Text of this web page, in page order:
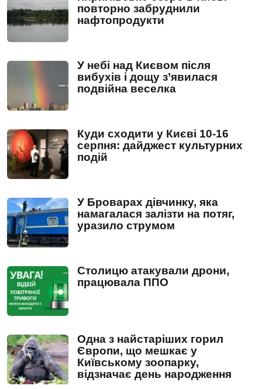
повторно забруднили
нафтопродукти
У небі над Києвом після
вибухів і дощу з’явилася
подвійна веселка
Куди сходити у Києві 10-16
серпня: дайджест культурних
подій
У Броварах дівчинку, яка
намагалася залізти на потяг,
уразило струмом
Столицю атакували дрони,
працювала ППО
Одна з найстаріших горил
Європи, що мешкає у
Київському зоопарку,
відзначає день народження